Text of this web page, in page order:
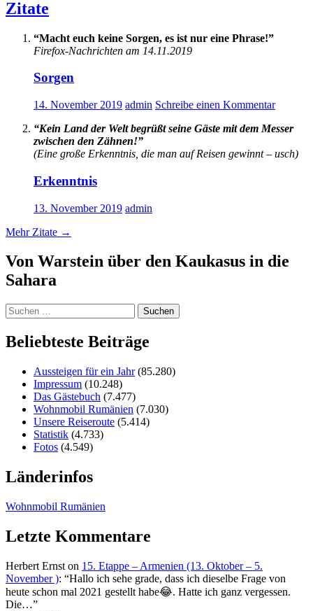
Zitate
“Macht euch keine Sorgen, es ist nur eine Phrase!”
Firefox-Nachrichten am 14.11.2019
Sorgen
14. November 2019 admin Schreibe einen Kommentar
“Kein Land der Welt begrüßt seine Gäste mit dem Messer
zwischen den Zähnen!”
(Eine große Erkenntnis, die man auf Reisen gewinnt – usch)
Erkenntnis
13. November 2019 admin
Mehr Zitate →
Von Warstein über den Kaukasus in die
Sahara
Suchen
nach:
Beliebteste Beiträge
Aussteigen für ein Jahr (85.280)
Impressum (10.248)
Das Gästebuch (7.477)
Wohnmobil Rumänien (7.030)
Unsere Reiseroute (5.414)
Statistik (4.733)
Fotos (4.549)
Länderinfos
Wohnmobil Rumänien
Letzte Kommentare
Herbert Ernst on 15. Etappe – Armenien (13. Oktober – 5.
November ): “Hallo ich sehe grade, dass ich dieselbe Frage von
heute schon mal 2021 gestellt habe😂. Hatte ich ganz vergessen.
Die…”